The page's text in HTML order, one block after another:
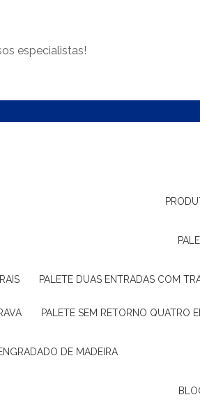
especialistas!
PALETE DUAS ENTRADAS COM
PALETE SEM RETORNO QUATRO
ENGRADADO DE MADEIRA